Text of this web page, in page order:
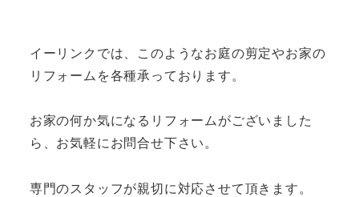
イーリンクでは、このようなお庭の剪定やお家の
リフォームを各種承っております。
お家の何か気になるリフォームがございました
ら、お気軽にお問合せ下さい。
専門のスタッフが親切に対応させて頂きます。